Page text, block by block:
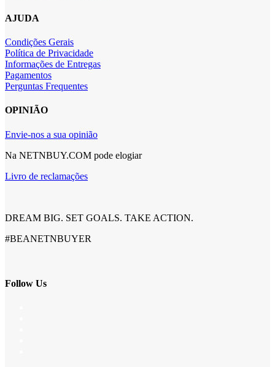
AJUDA
Condições Gerais
Política de Privacidade
Informações de Entregas
Pagamentos
Perguntas Frequentes
OPINIÃO
Envie-nos a sua opinião
Na NETNBUY.COM pode elogiar
Livro de reclamações
DREAM BIG. SET GOALS. TAKE ACTION.
#BEANETNBUYER
Follow Us